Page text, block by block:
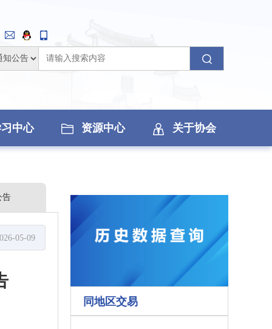
中心 资源中心 关于协会
告
05-09
同地区交易